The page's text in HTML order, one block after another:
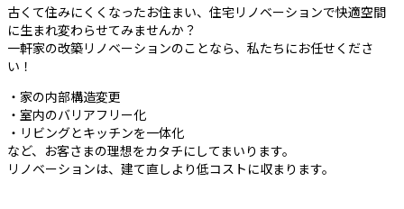
古くて住みにくくなったお住まい、住宅リノベーションで快適空間
に生まれ変わらせてみませんか？
一軒家の改築リノベーションのことなら、私たちにお任せくださ
い！
・家の内部構造変更
・室内のバリアフリー化
・リビングとキッチンを一体化
など、お客さまの理想をカタチにしてまいります。
リノベーションは、建て直しより低コストに収まります。